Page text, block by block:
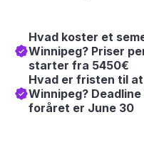
Hvad koster et
Winnipeg? Priser
starter fra 5450€
Hvad er fristen til
Winnipeg?
foråret er June 30